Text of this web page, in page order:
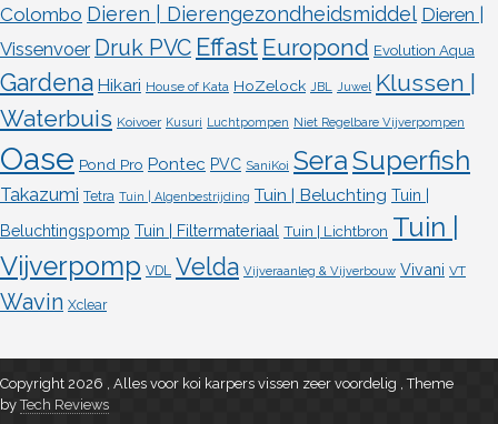
Colombo Dieren | Dierengezondheidsmiddel Dieren |
Vissenvoer Druk PVC Effast Europond Evolution Aqua
Gardena Hikari House of Kata HoZelock JBL Juwel Klussen |
Waterbuis Koivoer Kusuri Luchtpompen Niet Regelbare Vijverpompen
Oase Pond Pro Pontec PVC SaniKoi SeraSuperfish
Takazumi Tetra Tuin | Algenbestrijding Tuin | Beluchting Tuin |
Beluchtingspomp Tuin | Filtermateriaal Tuin | Lichtbron Tuin |
Vijverpomp VDL Velda Vijveraanleg & Vijverbouw Vivani VT
Wavin Xclear
Copyright 2026 , Alles voor koi karpers vissen zeer voordelig ,Theme
byTech Reviews